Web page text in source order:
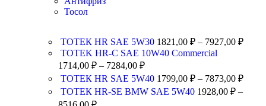
Тосол
ТОТЕК HR SAE 5W30 1821,00 ₽ – 7927,00 ₽
TOTEK HR-C SAE 10W40 Commercial
1714,00 ₽ – 7284,00 ₽
ТОТЕК HR SAE 5W40 1799,00 ₽ – 7873,00 ₽
ТОТЕК HR-SE BMW SAE 5W40 1928,00 ₽ –